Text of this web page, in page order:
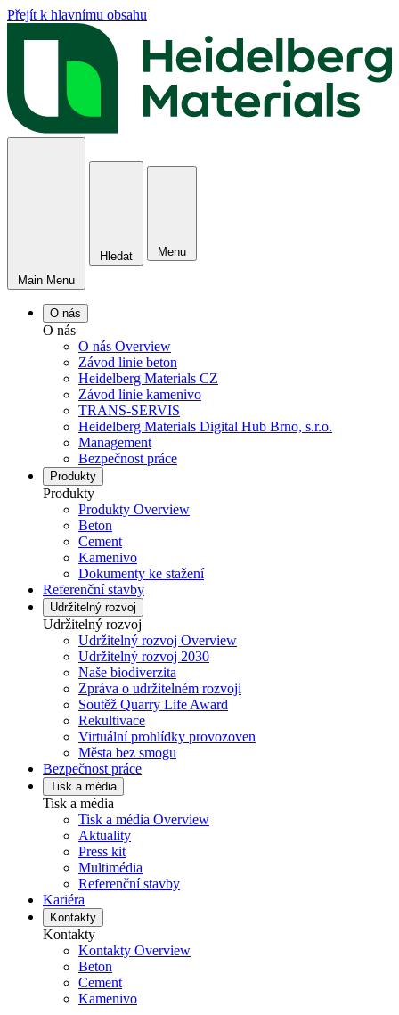
Přejít k hlavnímu obsahu
Main Menu
Hledat Menu
O nás
O nás
O nás Overview
Závod linie beton
Heidelberg Materials CZ
Závod linie kamenivo
TRANS-SERVIS
Heidelberg Materials Digital Hub Brno, s.r.o.
Management
Bezpečnost práce
Produkty
Produkty
Produkty Overview
Beton
Cement
Kamenivo
Dokumenty ke stažení
Referenční stavby
Udržitelný rozvoj
Udržitelný rozvoj
Udržitelný rozvoj Overview
Udržitelný rozvoj 2030
Naše biodiverzita
Zpráva o udržitelném rozvoji
Soutěž Quarry Life Award
Rekultivace
Virtuální prohlídky provozoven
Města bez smogu
Bezpečnost práce
Tisk a média
Tisk a média
Tisk a média Overview
Aktuality
Press kit
Multimédia
Referenční stavby
Kariéra
Kontakty
Kontakty
Kontakty Overview
Beton
Cement
Kamenivo